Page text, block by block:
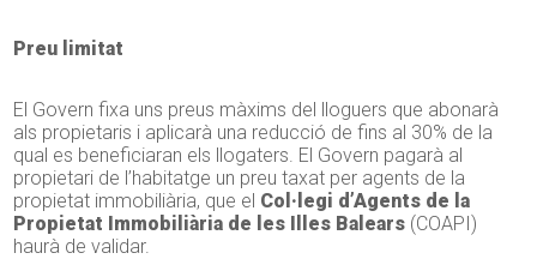
Preu limitat
El Govern fixa uns preus màxims del lloguers que abonarà
als propietaris i aplicarà una reducció de fins al 30% de la
qual es beneficiaran els llogaters. El Govern pagarà al
propietari de l’habitatge un preu taxat per agents de la
propietat immobiliària, que el Col·legi d’Agents de la
Propietat Immobiliària de les Illes Balears (COAPI)
haurà de validar.